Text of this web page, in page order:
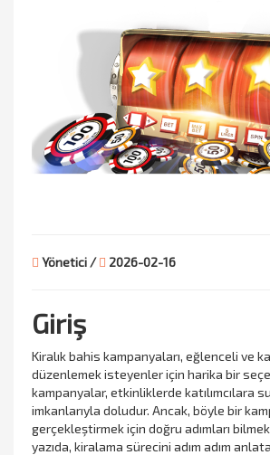
Yönetici / 2026-02-16
Giriş
Kiralık bahis kampanyaları, eğlenceli ve
düzenlemek isteyenler için harika bir
kampanyalar, etkinliklerde katılımcılara
imkanlarıyla doludur. Ancak, böyle bir
gerçekleştirmek için doğru adımları
yazıda, kiralama sürecini adım adım